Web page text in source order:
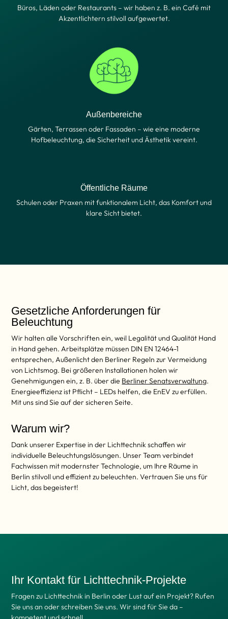
Büros, Läden oder Restaurants – wir haben z. B. ein Café mit
Akzentlichtern stilvoll aufgewertet.
Außenbereiche
Gärten, Terrassen oder Fassaden – wie eine moderne
Hofbeleuchtung, die Sicherheit und Ästhetik vereint.
Öffentliche Räume
Schulen oder Praxen mit funktionalem Licht, das Komfort und
klare Sicht bietet.
Gesetzliche Anforderungen für
Beleuchtung
Wir halten alle Vorschriften ein, weil Legalität und Qualität Hand
in Hand gehen. Arbeitsplätze müssen DIN EN 12464-1
entsprechen, Außenlicht den Berliner Regeln zur Vermeidung
von Lichtsmog. Bei größeren Installationen holen wir
Genehmigungen ein, z. B. über die Berliner Senatsverwaltung.
Energieeffizienz ist Pflicht – LEDs helfen, die EnEV zu erfüllen.
Mit uns sind Sie auf der sicheren Seite.
Warum wir?
Dank unserer Expertise in der Lichttechnik schaffen wir
individuelle Beleuchtungslösungen. Unser Team verbindet
Fachwissen mit modernster Technologie, um Ihre Räume in
Berlin stilvoll und effizient zu beleuchten. Vertrauen Sie uns für
Licht, das begeistert!
Ihr Kontakt für Lichttechnik-Projekte
Fragen zu Lichttechnik in Berlin oder Lust auf ein Projekt? Rufen
Sie uns an oder schreiben Sie uns. Wir sind für Sie da –